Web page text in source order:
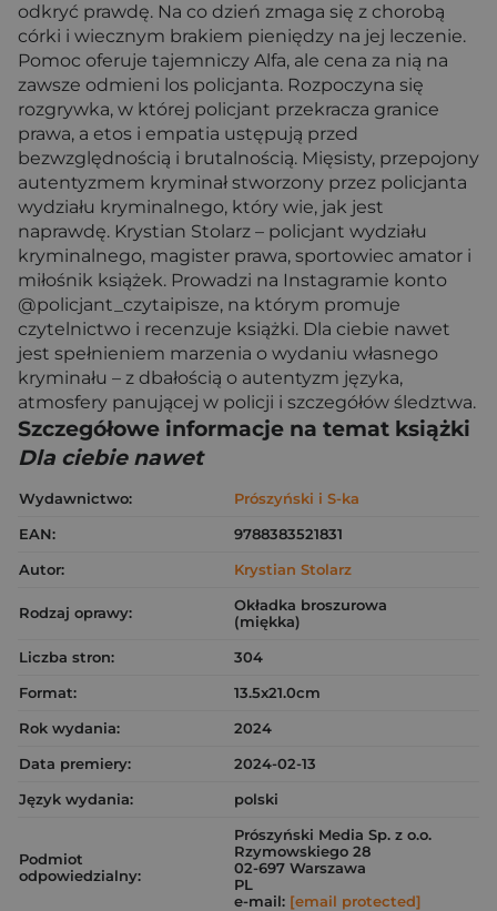
odkryć prawdę. Na co dzień zmaga się z chorobą
córki i wiecznym brakiem pieniędzy na jej leczenie.
Pomoc oferuje tajemniczy Alfa, ale cena za nią na
zawsze odmieni los policjanta. Rozpoczyna się
rozgrywka, w której policjant przekracza granice
prawa, a etos i empatia ustępują przed
bezwzględnością i brutalnością. Mięsisty, przepojony
autentyzmem kryminał stworzony przez policjanta
wydziału kryminalnego, który wie, jak jest
naprawdę. Krystian Stolarz – policjant wydziału
kryminalnego, magister prawa, sportowiec amator i
miłośnik książek. Prowadzi na Instagramie konto
@policjant_czytaipisze, na którym promuje
czytelnictwo i recenzuje książki. Dla ciebie nawet
jest spełnieniem marzenia o wydaniu własnego
kryminału – z dbałością o autentyzm języka,
atmosfery panującej w policji i szczegółów śledztwa.
Szczegółowe informacje na temat książki
Dla ciebie nawet
Wydawnictwo:
Prószyński i S-ka
EAN:
9788383521831
Autor:
Krystian Stolarz
Rodzaj oprawy:
Okładka broszurowa
(miękka)
Liczba stron:
304
Format:
13.5x21.0cm
Rok wydania:
2024
Data premiery:
2024-02-13
Język wydania:
polski
Podmiot
odpowiedzialny:
Prószyński Media Sp. z o.o.
Rzymowskiego 28
02-697 Warszawa
PL
e-mail: [email protected]